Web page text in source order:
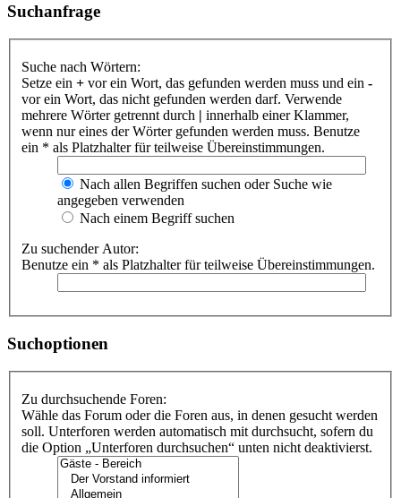
Suchanfrage
Suche nach Wörtern:
Setze ein + vor ein Wort, das gefunden werden muss und ein -
vor ein Wort, das nicht gefunden werden darf. Verwende
mehrere Wörter getrennt durch | innerhalb einer Klammer,
wenn nur eines der Wörter gefunden werden muss. Benutze
ein * als Platzhalter für teilweise Übereinstimmungen.
Nach allen Begriffen suchen oder Suche wie
angegeben verwenden
Nach einem Begriff suchen
Zu suchender Autor:
Benutze ein * als Platzhalter für teilweise Übereinstimmungen.
Suchoptionen
Zu durchsuchende Foren:
Wähle das Forum oder die Foren aus, in denen gesucht werden
soll. Unterforen werden automatisch mit durchsucht, sofern du
die Option „Unterforen durchsuchen“ unten nicht deaktivierst.